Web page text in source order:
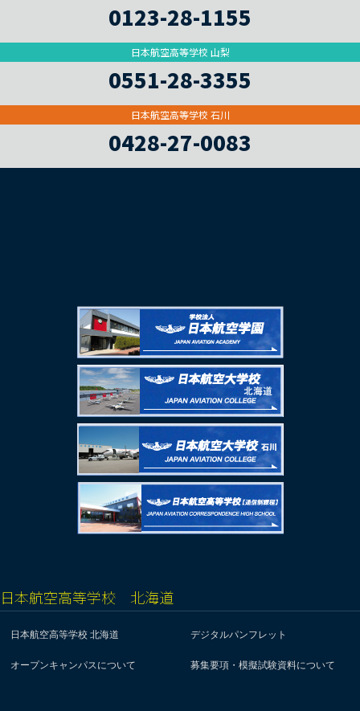
0123-28-1155
日本航空高等学校 山梨
0551-28-3355
日本航空高等学校 石川
0428-27-0083
日本航空高等学校 北海道
日本航空高等学校 北海道 デジタルパンフレット
オープンキャンパスについて 募集要項・模擬試験資料について